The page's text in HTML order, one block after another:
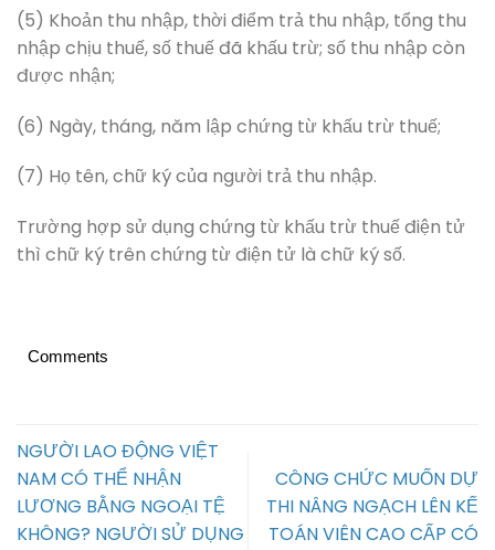
(5) Khoản thu nhập, thời điểm trả thu nhập, tổng thu
nhập chịu thuế, số thuế đã khấu trừ; số thu nhập còn
được nhận;
(6) Ngày, tháng, năm lập chứng từ khấu trừ thuế;
(7) Họ tên, chữ ký của người trả thu nhập.
Trường hợp sử dụng chứng từ khấu trừ thuế điện tử
thì chữ ký trên chứng từ điện tử là chữ ký số.
Comments
NGƯỜI LAO ĐỘNG VIỆT
NAM CÓ THỂ NHẬN
LƯƠNG BẰNG NGOẠI TỆ
KHÔNG? NGƯỜI SỬ DỤNG
CÔNG CHỨC MUỐN DỰ
THI NÂNG NGẠCH LÊN KẾ
TOÁN VIÊN CAO CẤP CÓ